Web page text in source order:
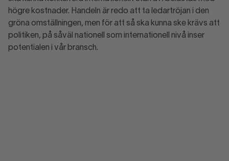
högre kostnader. Handeln är redo att ta ledartröjan i den
gröna omställningen, men för att så ska kunna ske krävs att
politiken, på såväl nationell som internationell nivå inser
potentialen i vår bransch.